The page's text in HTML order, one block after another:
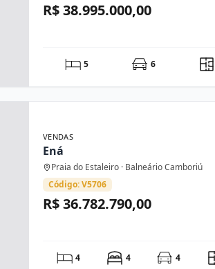
R$ 38.995.000,00
5 6
VENDAS
Ená
Praia do Estaleiro · Balneário Camboriú
Código: V5706
R$ 36.782.790,00
4 4 4